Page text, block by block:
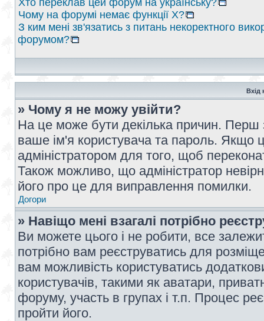
Хто переклав цей форум на українську?
Чому на форумі немає функції X?
З ким мені зв'язатись з питань некоректного
форумом?
Вхід
» Чому я не можу увійти?
На це може бути декілька причин. Перш
ваше ім'я користувача та пароль. Якщо
адміністратором для того, щоб
Також можливо, що адміністратор
його про це для виправлення помилки.
Догори
» Навіщо мені взагалі потрібно
Ви можете цього і не робити, все
потрібно вам реєструватись для
вам можливість користуватись
користувачів, такими як аватари,
форуму, участь в групах і т.п. Процес
пройти його.